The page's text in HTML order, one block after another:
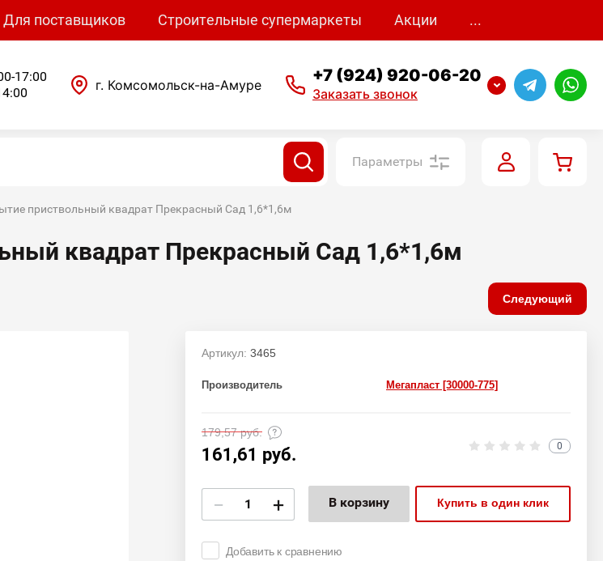
Для поставщиков Строительные супермаркеты Акции ...
17:00
г. Комсомольск-на-Амуре +7 (924) 920-06-20
Заказать звонок
Параметры
приствольный квадрат Прекрасный Сад 1,6*1,6м
квадрат Прекрасный Сад 1,6*1,6м
Следующий
Артикул: 3465
Производитель Мегапласт [30000-775]
179,57руб.
161,61 руб. 0
− + В корзину Купить в один клик
Добавить к сравнению